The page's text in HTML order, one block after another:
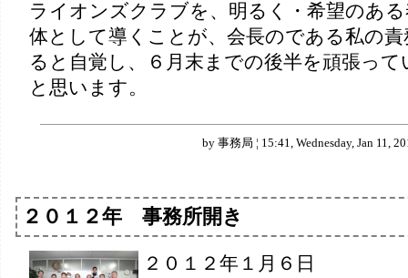
ライオンズクラブを、明るく・希望のあ
体として導くことが、会長のである私の
ると自覚し、６月末までの後半を頑張って
と思います。
by 事務局 ¦ 15:41, Wednesday, Jan 11,
２０１２年 事務所開き
２０１２年１月６日